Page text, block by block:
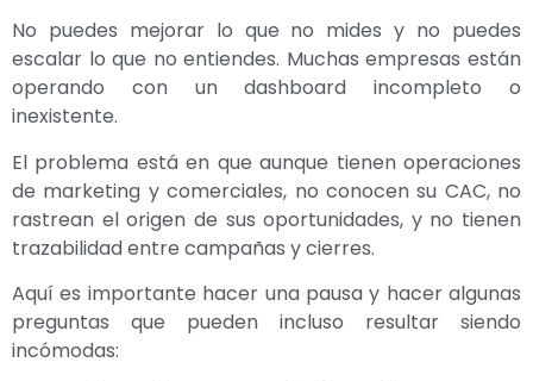
No puedes mejorar lo que no mides y no puedes
escalar lo que no entiendes. Muchas empresas están
operando con un dashboard incompleto o
inexistente.
El problema está en que aunque tienen operaciones
de marketing y comerciales, no conocen su CAC, no
rastrean el origen de sus oportunidades, y no tienen
trazabilidad entre campañas y cierres.
Aquí es importante hacer una pausa y hacer algunas
preguntas que pueden incluso resultar siendo
incómodas: